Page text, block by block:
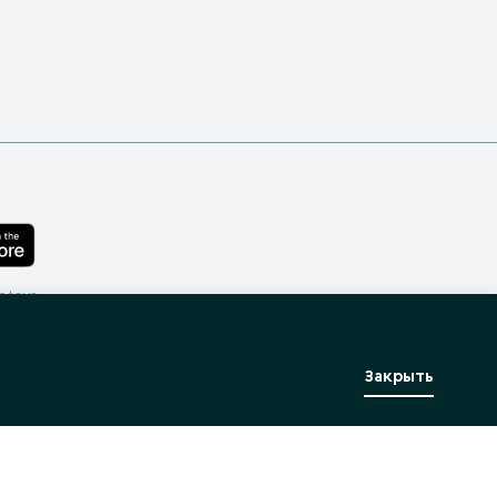
Закрыть